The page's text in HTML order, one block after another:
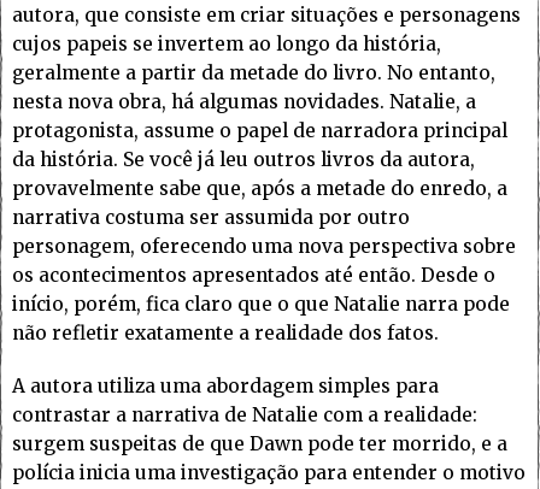
autora, que consiste em criar situações e personagens
cujos papeis se invertem ao longo da história,
geralmente a partir da metade do livro. No entanto,
nesta nova obra, há algumas novidades. Natalie, a
protagonista, assume o papel de narradora principal
da história. Se você já leu outros livros da autora,
provavelmente sabe que, após a metade do enredo, a
narrativa costuma ser assumida por outro
personagem, oferecendo uma nova perspectiva sobre
os acontecimentos apresentados até então. Desde o
início, porém, fica claro que o que Natalie narra pode
não refletir exatamente a realidade dos fatos.
A autora utiliza uma abordagem simples para
contrastar a narrativa de Natalie com a realidade:
surgem suspeitas de que Dawn pode ter morrido, e a
polícia inicia uma investigação para entender o motivo